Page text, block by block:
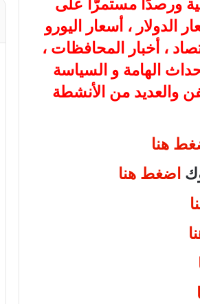
ورصدًا مستمرًّا على
الدولار ، أسعار اليورو
، أخبار المحافظات ،
الهامة و السياسة
والعديد من الأنشطة
هنا
اضغط هنا